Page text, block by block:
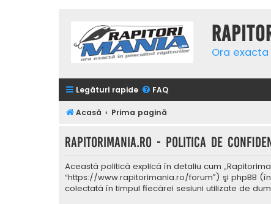
Ora
Legături rapide FAQ
Acasă Prima pagină
Rapitorimania.ro - Politica de
Această politică explică în detaliu cum
“https://www.rapitorimania.ro/forum”) şi phpBB (în
colectată în timpul fiecărei sesiuni utilizate de